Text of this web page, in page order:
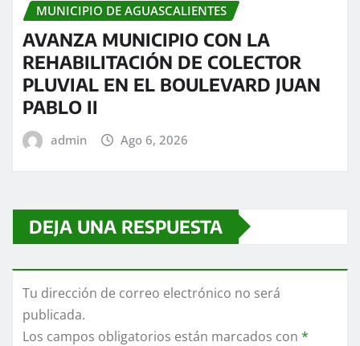
MUNICIPIO DE AGUASCALIENTES
AVANZA MUNICIPIO CON LA
REHABILITACIÓN DE COLECTOR
PLUVIAL EN EL BOULEVARD JUAN
PABLO II
admin Ago 6, 2026
DEJA UNA RESPUESTA
Tu dirección de correo electrónico no será
publicada.
Los campos obligatorios están marcados con *